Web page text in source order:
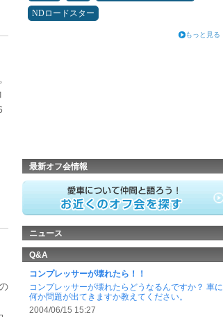
NDロードスター
もっと見る
最新オフ会情報
ニュース
Q&A
コンプレッサーが壊れたら！！
コンプレッサーが壊れたらどうなるんですか？ 車に
何か問題が出てきますか教えてください。
2004/06/15 15:27